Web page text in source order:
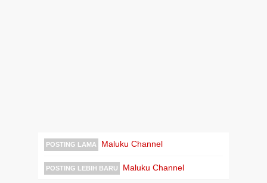
POSTING LAMA Maluku Channel
POSTING LEBIH BARU Maluku Channel